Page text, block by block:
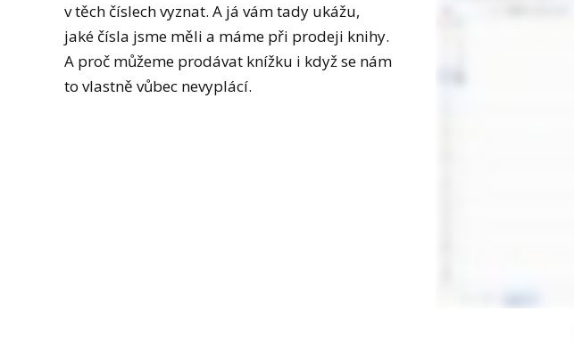
v těch číslech vyznat. A já vám tady ukážu,
jaké čísla jsme měli a máme při prodeji knihy.
A proč můžeme prodávat knížku i když se nám
to vlastně vůbec nevyplácí.